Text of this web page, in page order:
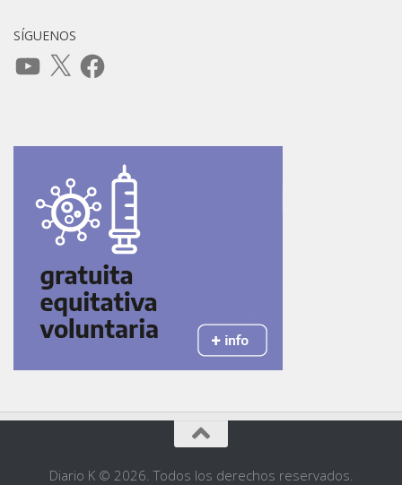
SÍGUENOS
YouTube
X Facebook
Diario K © 2026. Todos los derechos reservados.